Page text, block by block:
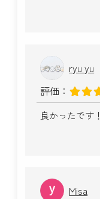
ryu yu
評価：
良かったです！
Misa